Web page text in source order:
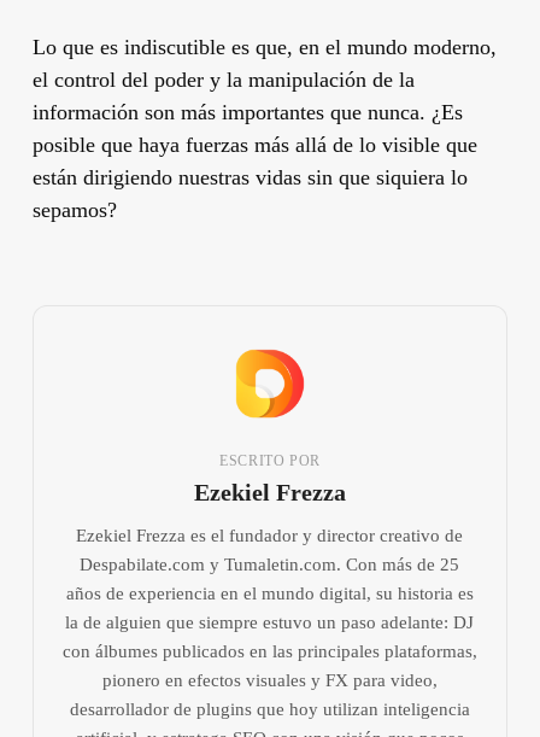
Lo que es indiscutible es que, en el mundo moderno,
el control del poder y la manipulación de la
información son más importantes que nunca. ¿Es
posible que haya fuerzas más allá de lo visible que
están dirigiendo nuestras vidas sin que siquiera lo
sepamos? ️
ESCRITO POR
Ezekiel Frezza
Ezekiel Frezza es el fundador y director creativo de
Despabilate.com y Tumaletin.com. Con más de 25
años de experiencia en el mundo digital, su historia es
la de alguien que siempre estuvo un paso adelante: DJ
con álbumes publicados en las principales plataformas,
pionero en efectos visuales y FX para video,
desarrollador de plugins que hoy utilizan inteligencia